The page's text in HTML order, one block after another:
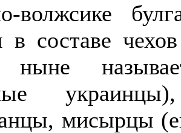
волжсике
в составе
ныне
мисырцы